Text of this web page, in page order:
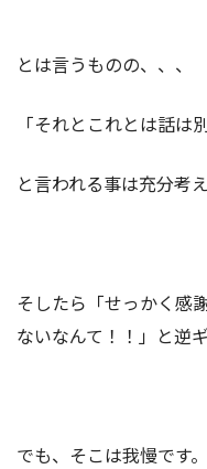
とは言うものの、、、
「それとこれとは話は
と言われる事は充分考
そしたら「せっかく感
ないなんて！！」と逆
でも、そこは我慢です。